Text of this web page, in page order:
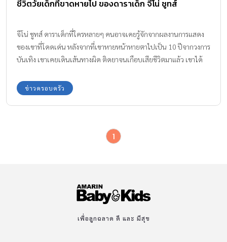
ชีวิตวัยเด็กที่ขาดหายไป ของดาราเด็ก จีโน่ ชูทส์
จีโน่ ชูทส์ ดาราเด็กที่ใครหลายๆ คนอาจเคยรู้จักจากผลงานการแสดง
ของเขาที่โดดเด่น หลังจากที่เขาหายหน้าหายตาไปเป็น 10 ปีจากวงการ
บันเทิง เขาเคยเดินเส้นทางผิด ติดยาจนเกือบเสียชีวิตมาแล้ว เขาได้
อนาคตของเขาด้วย
ข่าวครอบครัว
1
เพื่อลูกฉลาด ดี และ มีสุข